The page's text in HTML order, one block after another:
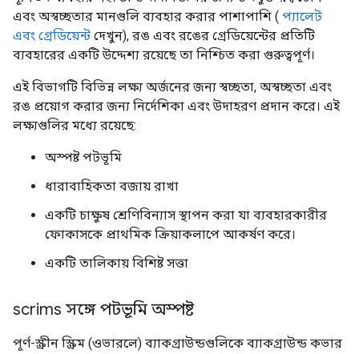
এবং অস্বচ্ছতার মানগুলি ব্যবহার করার পাশাপাশি ( প্যালেট
এবং গ্রেডিয়েন্ট দেখুন), রঙ এবং রঙের গ্রেডিয়েন্টের প্রতিটি
ব্যবহারের একটি উদ্দেশ্য রয়েছে তা নিশ্চিত করা গুরুত্বপূর্ণ।
এই বিভাগটি বিভিন্ন লক্ষ্য অর্জনের জন্য স্বচ্ছতা, অস্বচ্ছতা এবং
রঙ প্রয়োগ করার জন্য নির্দেশিকা এবং উদাহরণ প্রদান করে। এই
লক্ষ্যগুলির মধ্যে রয়েছে:
অস্পষ্ট পটভূমি
ধারাবাহিকতা বজায় রাখা
একটি চাক্ষুষ শ্রেণিবিন্যাস স্থাপন করা যা ব্যবহারকারীর
ফোকাসকে প্রাথমিক ক্রিয়াকলাপে আকর্ষণ করে।
একটি তালিকায় বিশিষ্ট সত্তা
scrims সঙ্গে পটভূমি অস্পষ্ট
পূর্ণ-স্ক্রীন স্ক্রিম (ওভারলে) ব্যাকগ্রাউন্ডগুলিকে ব্যাকগ্রাউন্ড কভার